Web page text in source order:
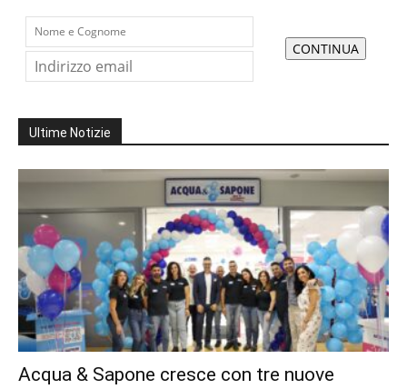
Ultime Notizie
Acqua & Sapone cresce con tre nuove